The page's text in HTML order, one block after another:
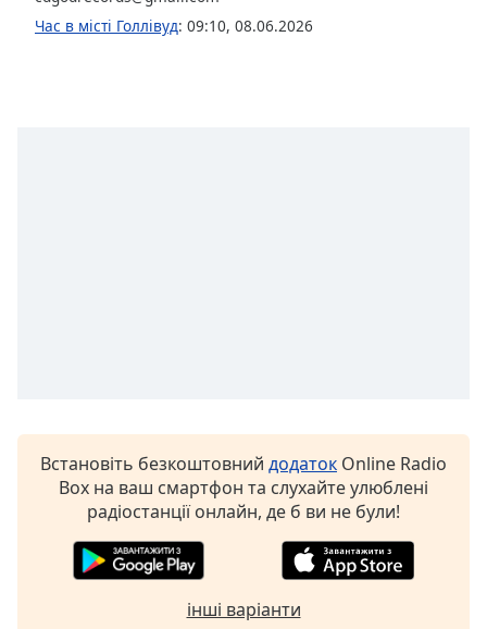
Font
Family
Час в місті Голлівуд: 09:10, 08.06.2026
Встановіть безкоштовний додаток Online Radio
Box на ваш смартфон та слухайте улюблені
радіостанції онлайн, де б ви не були!
інші варіанти